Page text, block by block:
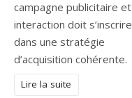
campagne publicitaire et
interaction doit s’inscrire
dans une stratégie
d’acquisition cohérente.
Lire la suite